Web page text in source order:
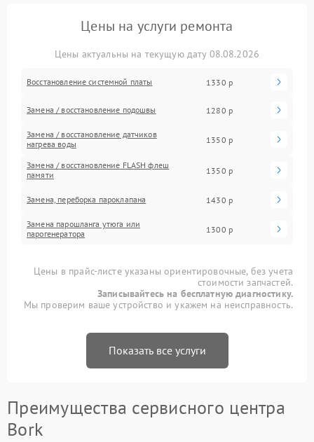
Цены на услуги ремонта
Цены актуальны на текущую дату 08.08.2026
Восстановление системной платы 1330 р
Замена / восстановление подошвы 1280 р
Замена / восстановление датчиков
нагрева воды
1350 р
Замена / восстановление FLASH флеш
памяти
1350 р
Замена, переборка пароклапана 1430 р
Замена парошланга утюга или
парогенератора
1300 р
Цены в прайс-листе указаны ориентировочные, без учета
стоимости запчастей.
Записывайтесь на бесплатную диагностику.
Мы проверим ваше устройство и укажем на неисправность.
Показать все услуги
Преимущества сервисного центра
Bork